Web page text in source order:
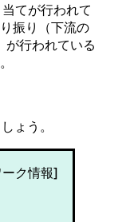
てが行われて
振り（下流の
が行われている
ょう。
ク情報]